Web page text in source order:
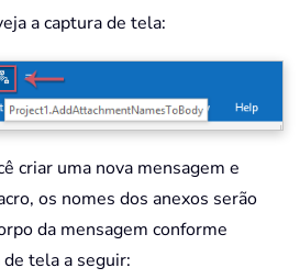
a captura de tela:
criar uma nova mensagem e
os nomes dos anexos serão
da mensagem conforme
tela a seguir: